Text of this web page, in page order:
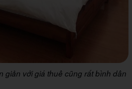
giản với giá thuê cũng rất bình dân